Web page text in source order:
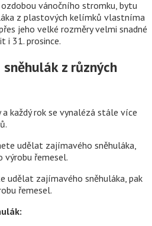
vánočního stromku, bytu
z plastových kelímků vlastníma
jeho velké rozměry velmi snadné
i 31. prosince.
z různých
každý rok se vynalézá stále více
udělat zajímavého sněhuláka, pak
řemesel.